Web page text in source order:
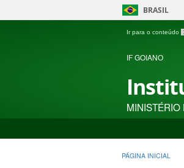
BRASIL
Ir para o conteúdo
IF GOIANO
MINISTÉRIO
PÁGINA INICIAL